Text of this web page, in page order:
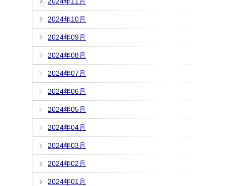
2024年10月
2024年09月
2024年08月
2024年07月
2024年06月
2024年05月
2024年04月
2024年03月
2024年02月
2024年01月